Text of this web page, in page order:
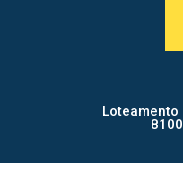
Loteamento